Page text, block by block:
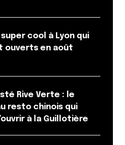
super cool à Lyon qui
ouverts en août
Rive Verte : le
resto chinois qui
à la Guillotière